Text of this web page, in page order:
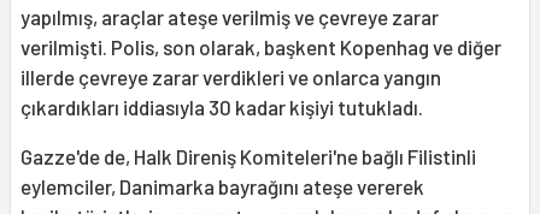
yapılmış, araçlar ateşe verilmiş ve çevreye zarar
verilmişti. Polis, son olarak, başkent Kopenhag ve diğer
illerde çevreye zarar verdikleri ve onlarca yangın
çıkardıkları iddiasıyla 30 kadar kişiyi tutukladı.
Gazze'de de, Halk Direniş Komiteleri'ne bağlı Filistinli
eylemciler, Danimarka bayrağını ateşe vererek